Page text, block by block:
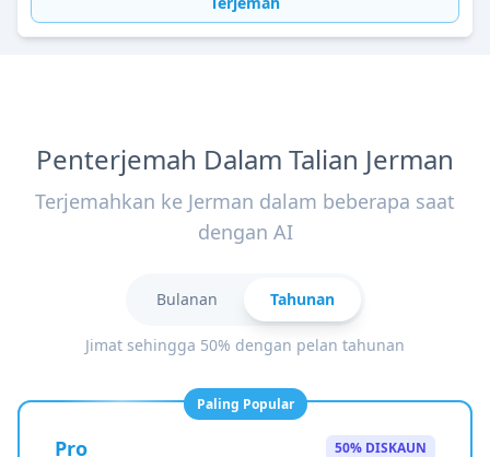
Penterjemah Dalam Talian Jerman
Terjemahkan ke Jerman dalam beberapa saat
dengan AI
Bulanan Tahunan
Jimat sehingga 50% dengan pelan tahunan
Paling Popular
Pro 50% DISKAUN